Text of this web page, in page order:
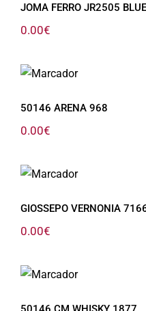
JOMA FERRO JR2505 BLUE
0.00€
50146 ARENA 968
0.00€
GIOSSEPO
GIOSSEPO VERNONIA
0.00€